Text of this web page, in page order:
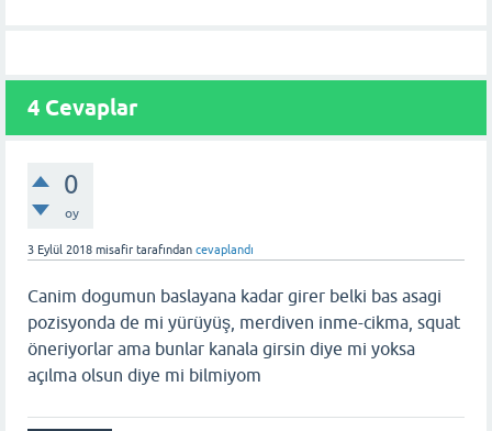
4 Cevaplar
0
oy
3 Eylül 2018 misafir tarafından cevaplandı
Canim dogumun baslayana kadar girer belki bas asagi
pozisyonda de mi yürüyüş, merdiven inme-cikma, squat
öneriyorlar ama bunlar kanala girsin diye mi yoksa
açılma olsun diye mi bilmiyom